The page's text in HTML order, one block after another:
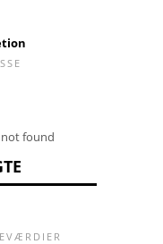
found